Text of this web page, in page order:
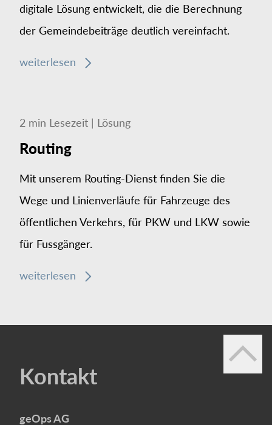
digitale Lösung entwickelt, die die Berechnung
der Gemeindebeiträge deutlich vereinfacht.
weiterlesen
2 min Lesezeit | Lösung
Routing
Mit unserem Routing-Dienst finden Sie die
Wege und Linien­­verläufe für Fahrzeuge des
öffentlichen Ver­kehrs, für PKW und LKW sowie
für Fuss­gänger.
weiterlesen
Kontakt
geOps AG